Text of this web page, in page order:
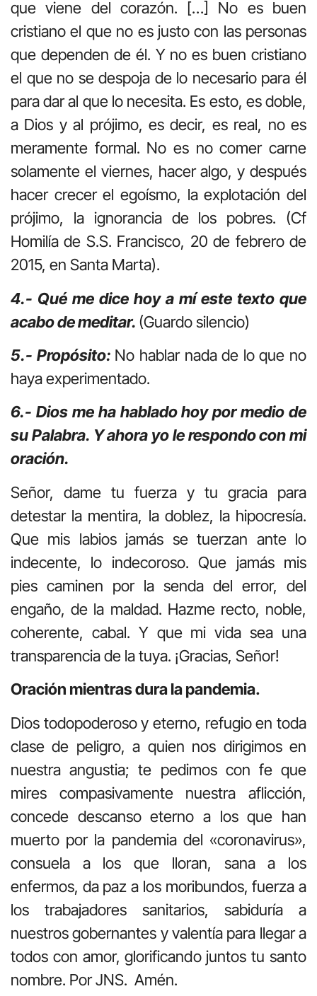
que viene del corazón. […] No es buen
cristiano el que no es justo con las personas
que dependen de él. Y no es buen cristiano
el que no se despoja de lo necesario para él
para dar al que lo necesita. Es esto, es doble,
a Dios y al prójimo, es decir, es real, no es
meramente formal. No es no comer carne
solamente el viernes, hacer algo, y después
hacer crecer el egoísmo, la explotación del
prójimo, la ignorancia de los pobres. (Cf
Homilía de S.S. Francisco, 20 de febrero de
2015, en Santa Marta).
4.- Qué me dice hoy a mí este texto que
acabo de meditar. (Guardo silencio)
5.- Propósito: No hablar nada de lo que no
haya experimentado.
6.- Dios me ha hablado hoy por medio de
su Palabra. Y ahora yo le respondo con mi
oración.
Señor, dame tu fuerza y tu gracia para
detestar la mentira, la doblez, la hipocresía.
Que mis labios jamás se tuerzan ante lo
indecente, lo indecoroso. Que jamás mis
pies caminen por la senda del error, del
engaño, de la maldad. Hazme recto, noble,
coherente, cabal. Y que mi vida sea una
transparencia de la tuya. ¡Gracias, Señor!
Oración mientras dura la pandemia.
Dios todopoderoso y eterno, refugio en toda
clase de peligro, a quien nos dirigimos en
nuestra angustia; te pedimos con fe que
mires compasivamente nuestra aflicción,
concede descanso eterno a los que han
muerto por la pandemia del «coronavirus»,
consuela a los que lloran, sana a los
enfermos, da paz a los moribundos, fuerza a
los trabajadores sanitarios, sabiduría a
nuestros gobernantes y valentía para llegar a
todos con amor, glorificando juntos tu santo
nombre. Por JNS. Amén.